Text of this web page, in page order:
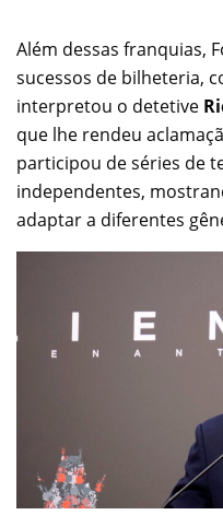
Além dessas franquias,
sucessos de bilheteria,
interpretou o detetive
que lhe rendeu
participou de séries de
independentes,
adaptar a diferentes